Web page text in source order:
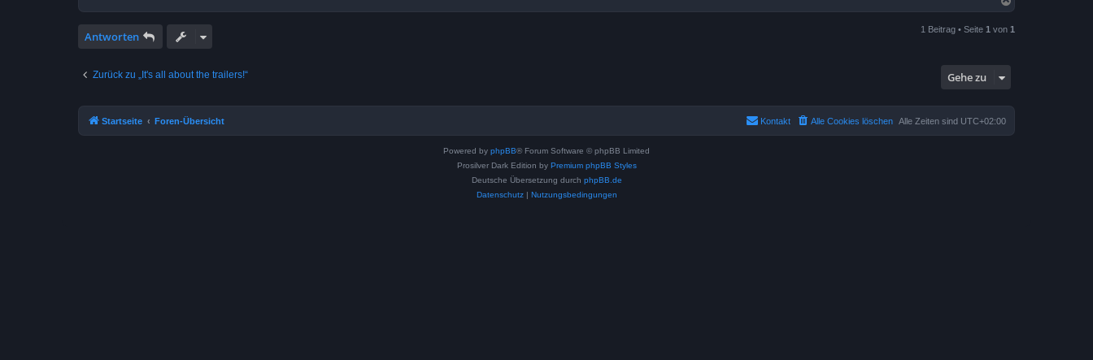
a
h
Antworten 1 Beitrag • Seite 1 von 1
Zurück zu „It's all about the trailers!“ Gehe zu
Startseite Foren-Übersicht Alle Zeiten sind UTC+02:00
Alle Cookies löschen
Kontakt
Powered by phpBB® Forum Software © phpBB Limited
Prosilver Dark Edition by Premium phpBB Styles
Deutsche Übersetzung durch phpBB.de
Datenschutz| Nutzungsbedingungen